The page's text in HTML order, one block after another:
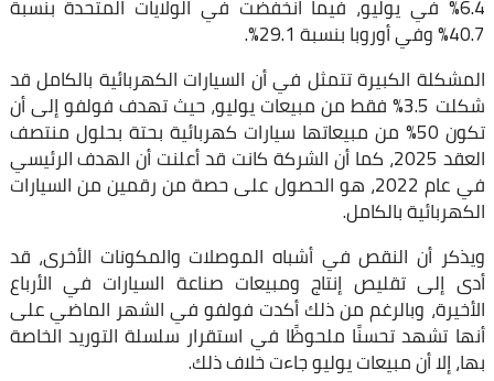
6.4% في يوليو، فيما انخفضت في الولايات المتحدة بنسبة
40.7% وفي أوروبا بنسبة 29.1%.
المشكلة الكبيرة تتمثل في أن السيارات الكهربائية بالكامل قد
شكلت 3.5% فقط من مبيعات يوليو، حيث تهدف فولفو إلى أن
تكون 50% من مبيعاتها سيارات كهربائية بحتة بحلول منتصف
العقد 2025، كما أن الشركة كانت قد أعلنت أن الهدف الرئيسي
في عام 2022، هو الحصول على حصة من رقمين من السيارات
الكهربائية بالكامل.
ويذكر أن النقص في أشباه الموصلات والمكونات الأخرى، قد
أدى إلى تقليص إنتاج ومبيعات صناعة السيارات في الأرباع
الأخيرة، وبالرغم من ذلك أكدت فولفو في الشهر الماضي على
أنها تشهد تحسنًا ملحوظًا في استقرار سلسلة التوريد الخاصة
بها، إلا أن مبيعات يوليو جاءت خلاف ذلك.